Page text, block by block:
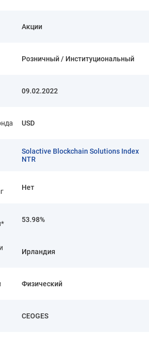
Акции
Ирландия
Розничный / Институциональный
Физический
09.02.2022
CEOGES
USD
Solactive Blockchain Solutions Index
NTR
Нет
53.98%